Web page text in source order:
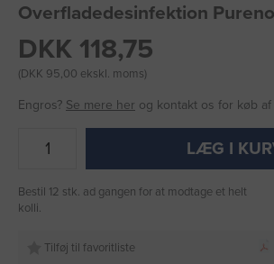
Overfladedesinfektion
DKK 118,75
(DKK 95,00 ekskl. moms)
Engros? Se mere her og kontakt os for køb
LÆG I
Bestil 12 stk. ad gangen for at modtage et helt
kolli.
Tilføj til favoritliste